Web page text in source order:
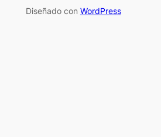
Diseñado con WordPress